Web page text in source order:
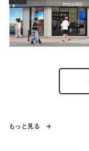
もっと見る